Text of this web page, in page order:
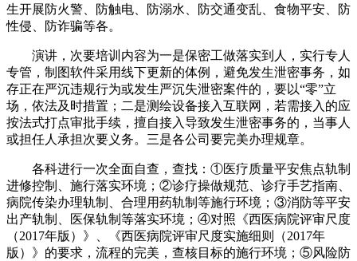
生开展防火警、防触电、防溺水、防交通变乱、食物平安、防
性侵、防诈骗等各。
演讲，次要培训内容为一是保密工做落实到人，实行专人
专管，制图软件采用线下更新的体例，避免发生泄密事务，如
存正在严沉违规行为或发生严沉失泄密案件的，要以“零”立
场，依法及时措置；二是测绘设备接入互联网，若需接入的应
按法式打点审批手续，擅自接入导致发生泄密事务的，当事人
或担任人承担次要义务。三是各公司要完美办理规章。
各科进行一次全面自查，查找：①医疗质量平安焦点轨制
进修控制、施行落实环境；②诊疗操做规范、诊疗手艺指南、
病院传染办理轨制、合理用药轨制等施行环境；③消防等平安
出产轨制、医保轨制等落实环境；④对照《西医病院评审尺度
（2017年版）》、《西医病院评审尺度实施细则（2017年
版）》的要求，流程的完美，查核目标的施行环境；⑤风险防